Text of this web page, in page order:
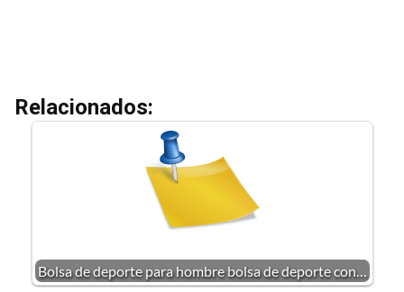
Relacionados:
Bolsa de deporte para hombre bolsa de deporte con…